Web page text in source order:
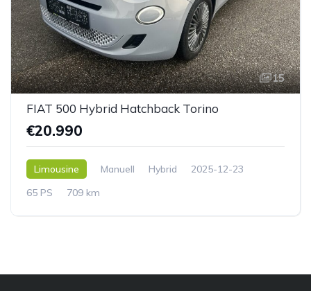
15
FIAT 500 Hybrid Hatchback Torino
€20.990
Limousine Manuell Hybrid
2025-12-23
65 PS
709 km